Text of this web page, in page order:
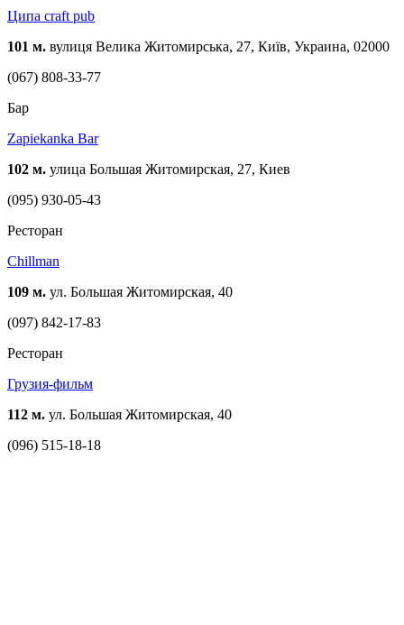
Ципа craft pub
101 м. вулиця Велика Житомирська, 27, Київ, Украина, 02000
(067) 808-33-77
Бар
Zapiekanka Bar
102 м. улица Большая Житомирская, 27, Киев
(095) 930-05-43
Ресторан
Chillman
109 м. ул. Большая Житомирская, 40
(097) 842-17-83
Ресторан
Грузия-фильм
112 м. ул. Большая Житомирская, 40
(096) 515-18-18